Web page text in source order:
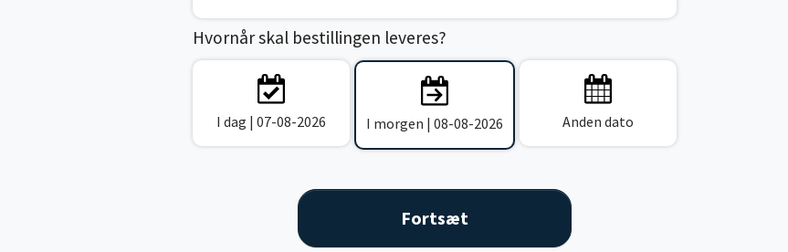
Hvornår skal bestillingen leveres?
I dag | 07-08-2026 I morgen | 08-08-2026 Anden dato